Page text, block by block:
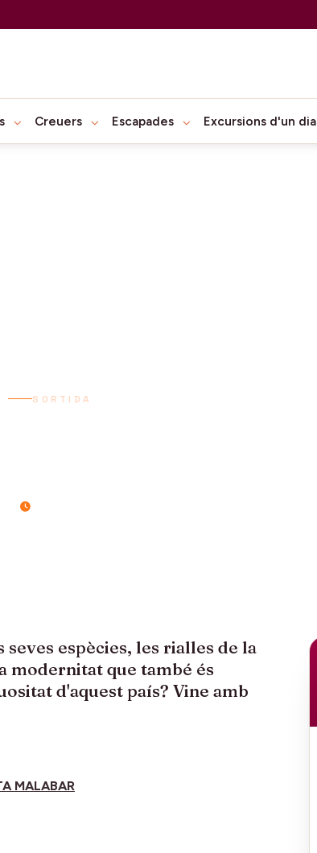
Creuers Escapades Excursions d'un dia
SORTIDA
espècies, les rialles de la
modernitat que també és
d'aquest país? Vine amb
MALABAR